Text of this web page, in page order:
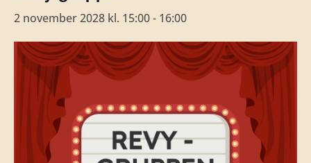
2 november 2028 kl. 15:00- 16:00